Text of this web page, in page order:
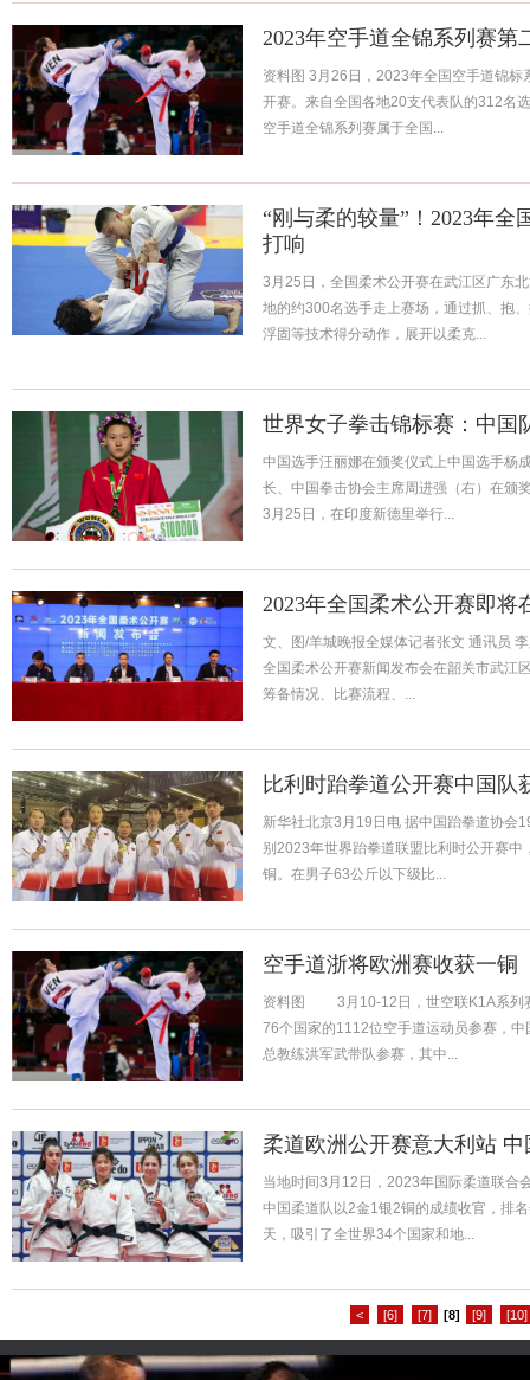
2023年空手道全锦系列赛第
资料图 3月26日，2023年全国空手道锦
开赛。来自全国各地20支代表队的312名
空手道全锦系列赛属于全国...
“刚与柔的较量”！2023年
打响
3月25日，全国柔术公开赛在武江区广东
地的约300名选手走上赛场，通过抓、抱
浮固等技术得分动作，展开以柔克...
世界女子拳击锦标赛：中国
中国选手汪丽娜在颁奖仪式上中国选手杨
长、中国拳击协会主席周进强（右）在颁
3月25日，在印度新德里举行...
2023年全国柔术公开赛即将
文、图/羊城晚报全媒体记者张文 通讯
全国柔术公开赛新闻发布会在韶关市武江
筹备情况、比赛流程、...
比利时跆拳道公开赛中国队
新华社北京3月19日电 据中国跆拳道协会
别2023年世界跆拳道联盟比利时公开赛
铜。在男子63公斤以下级比...
空手道浙将欧洲赛收获一铜
资料图 3月10-12日，世空联K1A系列
76个国家的1112位空手道运动员参赛，
总教练洪军武带队参赛，其中...
柔道欧洲公开赛意大利站
当地时间3月12日，2023年国际柔道联合
中国柔道队以2金1银2铜的成绩收官，排
天，吸引了全世界34个国家和地...
< [6] [7] [8] [9] [10]